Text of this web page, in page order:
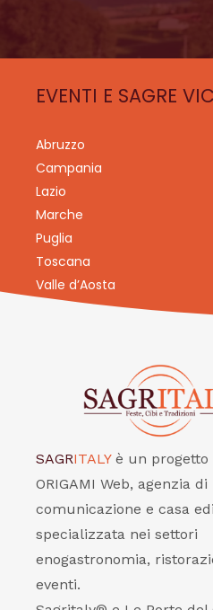
EVENTI E SAGRE
Abruzzo
Campania
Lazio
Marche
Puglia
Toscana
Valle d’Aosta
SAGRITALY è un progetto
ORIGAMI Web, agenzia di
comunicazione e casa
specializzata nei settori
enogastronomia,
eventi.